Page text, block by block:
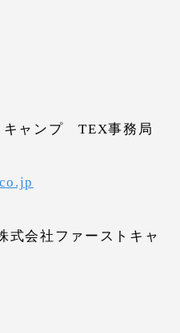
キャンプ TEX事務局
式会社ファーストキャ